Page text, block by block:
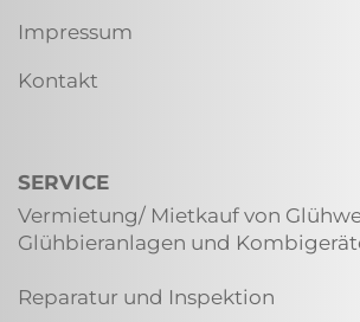
Impressum
Kontakt
SERVICE
Vermietung/ Mietkauf von
Glühbieranlagen und
Reparatur und Inspektion